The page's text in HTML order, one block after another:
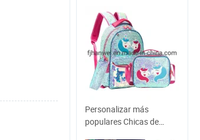
Personalizar más
populares Chicas de